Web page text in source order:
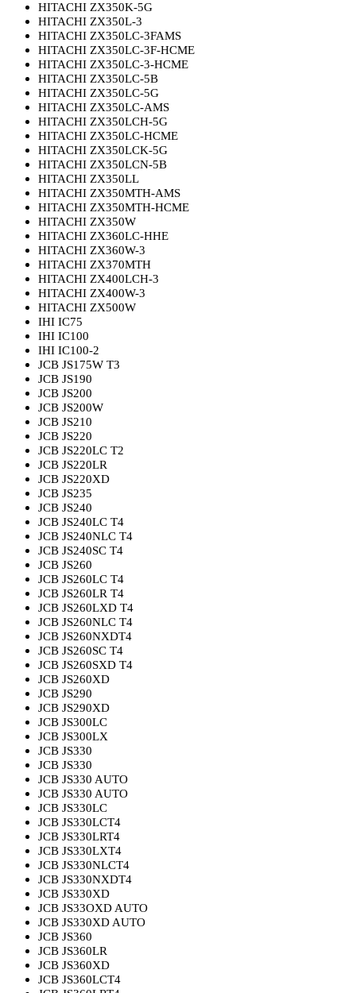
HITACHI ZX350K-5G
HITACHI ZX350L-3
HITACHI ZX350LC-3FAMS
HITACHI ZX350LC-3F-HCME
HITACHI ZX350LC-3-HCME
HITACHI ZX350LC-5B
HITACHI ZX350LC-5G
HITACHI ZX350LC-AMS
HITACHI ZX350LCH-5G
HITACHI ZX350LC-HCME
HITACHI ZX350LCK-5G
HITACHI ZX350LCN-5B
HITACHI ZX350LL
HITACHI ZX350MTH-AMS
HITACHI ZX350MTH-HCME
HITACHI ZX350W
HITACHI ZX360LC-HHE
HITACHI ZX360W-3
HITACHI ZX370MTH
HITACHI ZX400LCH-3
HITACHI ZX400W-3
HITACHI ZX500W
IHI IC75
IHI IC100
IHI IC100-2
JCB JS175W T3
JCB JS190
JCB JS200
JCB JS200W
JCB JS210
JCB JS220
JCB JS220LC T2
JCB JS220LR
JCB JS220XD
JCB JS235
JCB JS240
JCB JS240LC T4
JCB JS240NLC T4
JCB JS240SC T4
JCB JS260
JCB JS260LC T4
JCB JS260LR T4
JCB JS260LXD T4
JCB JS260NLC T4
JCB JS260NXDT4
JCB JS260SC T4
JCB JS260SXD T4
JCB JS260XD
JCB JS290
JCB JS290XD
JCB JS300LC
JCB JS300LX
JCB JS330
JCB JS330
JCB JS330 AUTO
JCB JS330 AUTO
JCB JS330LC
JCB JS330LCT4
JCB JS330LRT4
JCB JS330LXT4
JCB JS330NLCT4
JCB JS330NXDT4
JCB JS330XD
JCB JS33OXD AUTO
JCB JS330XD AUTO
JCB JS360
JCB JS360LR
JCB JS360XD
JCB JS360LCT4